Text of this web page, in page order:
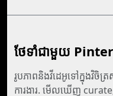
ថែទាំ​ជាមួយ
រូបភាពនិងវីដេអូទៅក្នុងវិចិត្
ការងារ. មើលឃើញ